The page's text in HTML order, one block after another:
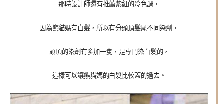
那時設計師還有推薦紫紅的冷色調，
因為熊貓媽有白髮，所以有分頭頂髮尾不同染劑，
頭頂的染劑有多加一隻，是專門染白髮的，
這樣可以讓熊貓媽的白髮比較蓋的過去。